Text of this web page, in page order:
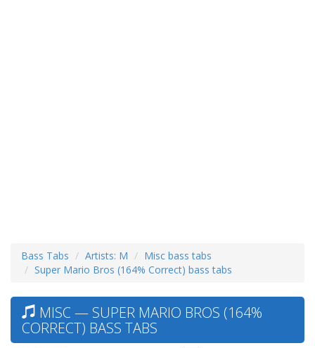
Bass Tabs Artists: M
Misc bass tabs
Super Mario Bros (164% Correct) bass tabs
MISC — SUPER MARIO BROS (164%
CORRECT) BASS TABS